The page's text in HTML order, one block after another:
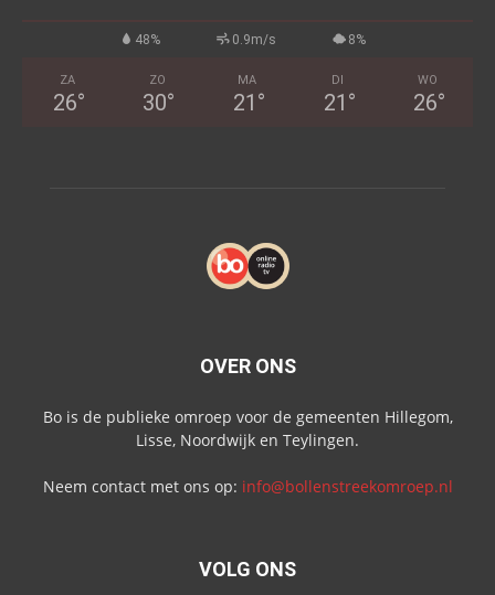
48% 0.9m/s 8%
ZA
26°
ZO
30°
MA
21 °
DI
21 °
WO
26°
OVER ONS
Bo is de publieke omroep voor de gemeenten Hillegom,
Lisse, Noordwijk en Teylingen.
Neem contact met ons op: info@bollenstreekomroep.nl
VOLG ONS